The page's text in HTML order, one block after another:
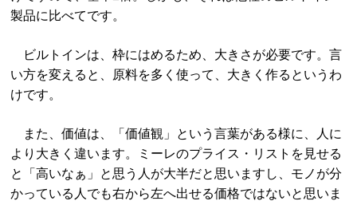
製品に比べてです。
ビルトインは、枠にはめるため、大きさが必要です。言
い方を変えると、原料を多く使って、大きく作るというわ
けです。
また、価値は、「価値観」という言葉がある様に、人に
より大きく違います。ミーレのプライス・リストを見せる
と「高いなぁ」と思う人が大半だと思いますし、モノが分
かっている人でも右から左へ出せる価格ではないと思いま